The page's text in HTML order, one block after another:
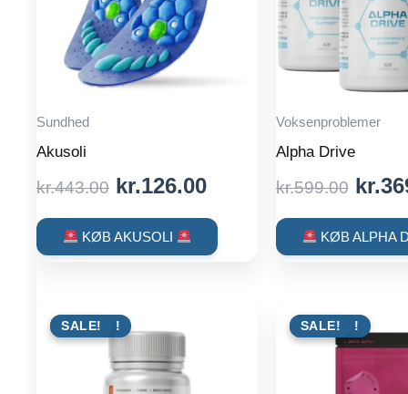
Sundhed
Akusoli
kr.443.00 Original
price
was:
kr.126.00Current
price
is:
KØB AKUSOLI
Voksenproblemer
Alpha Drive
kr.599.00
price
was:
kr.
KØB ALPHA
TILBUD !
SALE! TILBUD !
SALE!